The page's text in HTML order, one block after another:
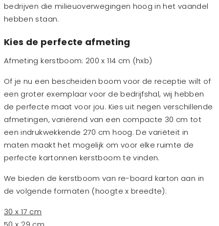
bedrijven die milieuoverwegingen hoog in het vaandel
hebben staan.
Kies de perfecte afmeting
Afmeting kerstboom: 200 x 114 cm (hxb)
Of je nu een bescheiden boom voor de receptie wilt of
een groter exemplaar voor de bedrijfshal, wij hebben
de perfecte maat voor jou. Kies uit negen verschillende
afmetingen, variërend van een compacte 30 cm tot
een indrukwekkende 270 cm hoog. De variëteit in
maten maakt het mogelijk om voor elke ruimte de
perfecte kartonnen kerstboom te vinden.
We bieden de kerstboom van re-board karton aan in
de volgende formaten (hoogte x breedte):
30 x 17 cm